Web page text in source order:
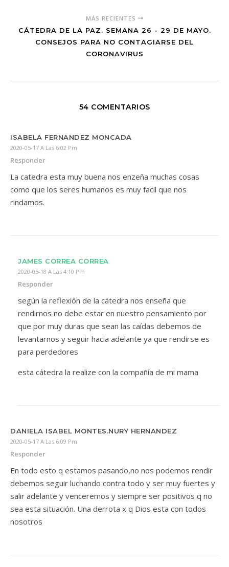
MÁS RECIENTES
CÁTEDRA DE LA PAZ. SEMANA 26 - 29 DE MAYO.
CONSEJOS PARA NO CONTAGIARSE DEL
CORONAVIRUS
54 COMENTARIOS
ISABELA FERNANDEZ MONCADA
2020-05-17 A Las 6:02 Pm
Responder
La catedra esta muy buena nos enzeña muchas cosas
como que los seres humanos es muy facil que nos
rindamos.
JAMES CORREA CORREA
2020-05-18 A Las 4:10 Pm
Responder
según la reflexión de la cátedra nos enseña que
rendirnos no debe estar en nuestro pensamiento por
que por muy duras que sean las caídas debemos de
levantarnos y seguir hacia adelante ya que rendirse es
para perdedores
esta cátedra la realize con la compañía de mi mama
DANIELA ISABEL MONTES.NURY HERNANDEZ
2020-05-17 A Las 6:09 Pm
Responder
En todo esto q estamos pasando,no nos podemos rendir
debemos seguir luchando contra todo y ser muy fuertes y
salir adelante y venceremos y siempre ser positivos q no
sea esta situación. Una derrota x q Dios esta con todos
nosotros